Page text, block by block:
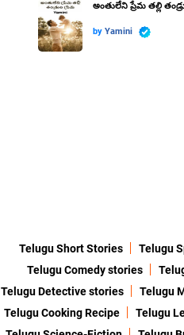
అంతులేని ప్రేమ తల్లి
by Yamini
Telugu Short Stories Telugu
Telugu Comedy stories
Telugu Detective stories
Telugu
Telugu Cooking Recipe
Telugu